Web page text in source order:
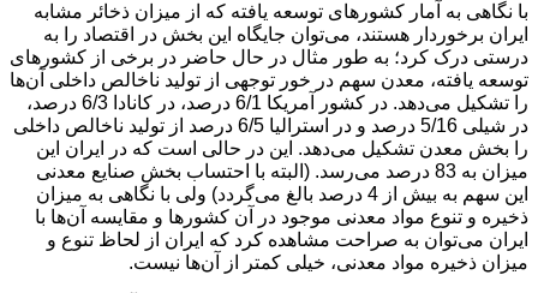
با نگاهی به آمار کشورهای توسعه یافته که از میزان ذخائر مشابه
ایران برخوردار هستند، می‌توان جایگاه این بخش در اقتصاد را به
درستی درک کرد؛ به طور مثال در حال حاضر در برخی از کشورهای
توسعه یافته، معدن سهم در خور توجهی از تولید ناخالص داخلی آن‌ها
را تشکیل می‌دهد. در کشور آمریکا 6/1 درصد، در کانادا 6/3 درصد،
در شیلی 5/16 درصد و در استرالیا 6/5 درصد از تولید ناخالص داخلی
را بخش معدن تشکیل می‌دهد. این در حالی است که در ایران این
میزان به 83 درصد می‌رسد. (البته با احتساب بخش صنایع معدنی
این سهم به بیش از 4 درصد بالغ می‌گردد) ولی با نگاهی به میزان
ذخیره و تنوع مواد معدنی موجود در آن کشورها و مقایسه آن‌ها با
ایران می‌توان به صراحت مشاهده کرد که ایران از لحاظ تنوع و
میزان ذخیره مواد معدنی، خیلی کمتر از آن‌ها نیست.